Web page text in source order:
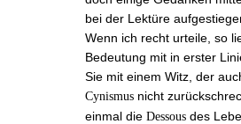
bei der Lektüre
Wenn ich recht urteile, so
Bedeutung mit in erster
Sie mit einem Witz, der
Cynismus nicht
einmal dieDessous des